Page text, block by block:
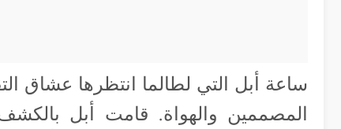
ساعة أبل التي لطالما انتظرها عشاق
المصممين والهواة. قامت أبل